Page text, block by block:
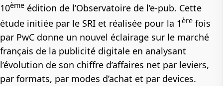
10ème édition de l’Observatoire de l’e-pub. Cette
étude initiée par le SRI et réalisée pour la 1ère fois
par PwC donne un nouvel éclairage sur le marché
français de la publicité digitale en analysant
l’évolution de son chiffre d’affaires net par leviers,
par formats, par modes d’achat et par devices.